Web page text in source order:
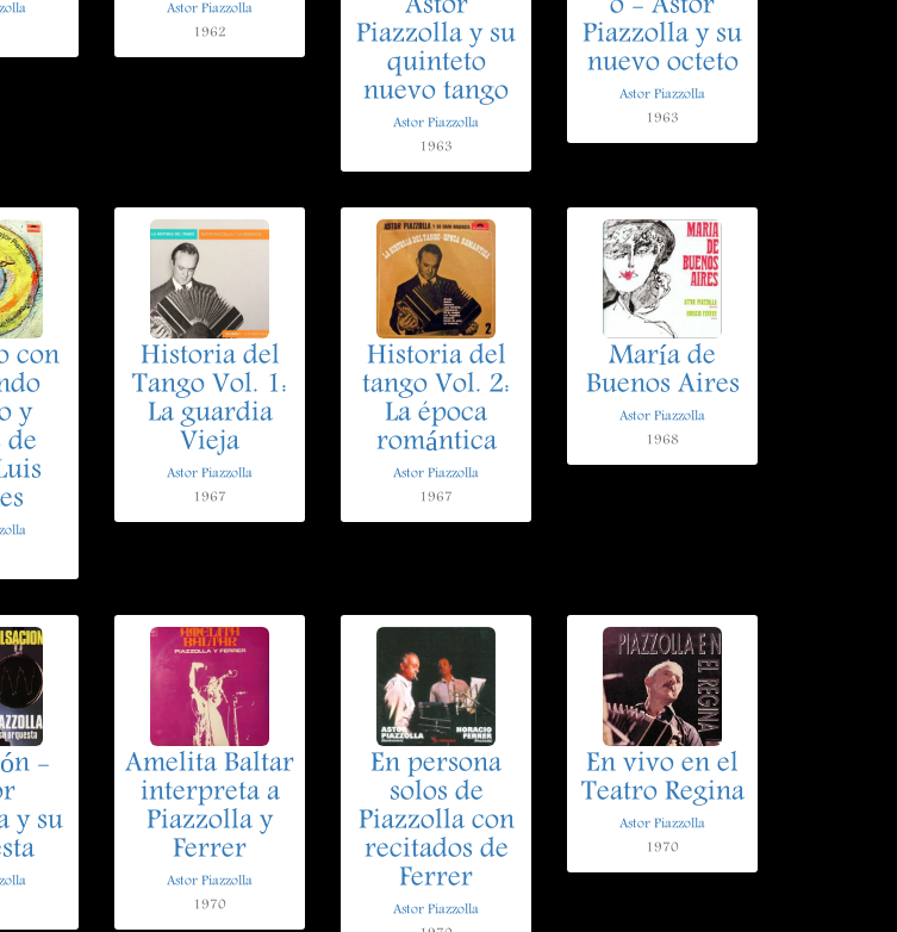
Astor Piazzolla
1962
Piazzolla y su
quinteto
nuevo tango
Astor Piazzolla
1963
Piazzolla y su
nuevo octeto
Astor Piazzolla
1963
con
y
de
Historia del
Tango Vol. 1:
La guardia
Vieja
Astor Piazzolla
1967
Historia del
tango Vol. 2:
La época
romántica
Astor Piazzolla
1967
María de
Buenos Aires
Astor Piazzolla
1968
-
y su
Amelita Baltar
interpreta a
Piazzolla y
Ferrer
Astor Piazzolla
1970
En persona
solos de
Piazzolla con
recitados de
Ferrer
Astor Piazzolla
En vivo en el
Teatro Regina
Astor Piazzolla
1970